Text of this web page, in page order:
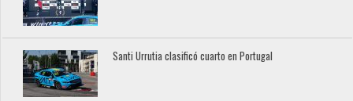
Santi Urrutia clasificó cuarto en Portugal